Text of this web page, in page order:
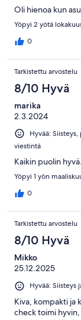
Oli hienoa kun
Yöpyi 2 yötä
0
Tarkistettu arvostelu
8/10 Hyvä
marika
2.3.2024
Hyvää:
viestintä
Kaikin puolin hyvä.
Yöpyi 1 yön
0
Tarkistettu arvostelu
8/10 Hyvä
Mikko
25.12.2025
Hyvää: Siisteys
Kiva, kompakti ja
check toimi